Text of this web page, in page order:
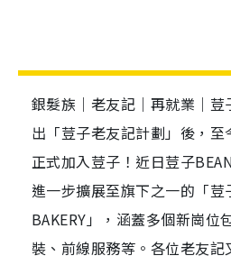
銀髮族｜老友記｜再就業｜
出「荳子老友記計劃」後，
正式加入荳子！近日荳子
進一步擴展至旗下之一的「荳
BAKERY」，涵蓋多個新崗位
裝、前線服務等。各位老友記